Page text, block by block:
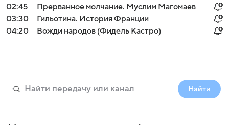
02:45
Прерванное молчание. Муслим Магомаев
03:30
Гильотина. История Франции
04:20
Вожди народов (Фидель Кастро)
Найти